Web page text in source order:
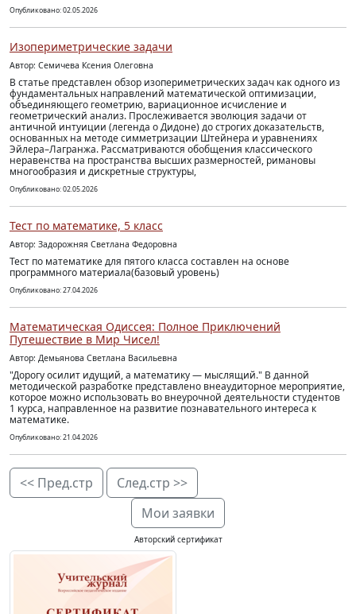
Опубликовано: 02.05.2026
Изопериметрические задачи
Автор: Семичева Ксения Олеговна
В статье представлен обзор изопериметрических задач как одного из
фундаментальных направлений математической оптимизации,
объединяющего геометрию, вариационное исчисление и
геометрический анализ. Прослеживается эволюция задачи от
античной интуиции (легенда о Дидоне) до строгих доказательств,
основанных на методе симметризации Штейнера и уравнениях
Эйлера–Лагранжа. Рассматриваются обобщения классического
неравенства на пространства высших размерностей, римановы
многообразия и дискретные структуры,
Опубликовано: 02.05.2026
Тест по математике, 5 класс
Автор: Задорожняя Светлана Федоровна
Тест по математике для пятого класса составлен на основе
программного материала(базовый уровень)
Опубликовано: 27.04.2026
Математическая Одиссея: Полное Приключений
Путешествие в Мир Чисел!
Автор: Демьянова Светлана Васильевна
"Дорогу осилит идущий, а математику — мыслящий." В данной
методической разработке представлено внеаудиторное мероприятие,
которое можно использовать во внеурочной деятельности студентов
1 курса, направленное на развитие познавательного интереса к
математике.
Опубликовано: 21.04.2026
<< Пред.стр
След.стр >>
Мои заявки
Авторский сертификат